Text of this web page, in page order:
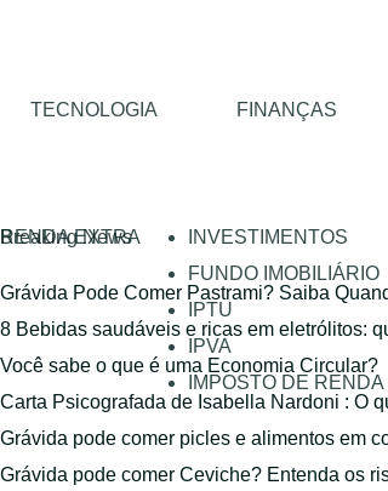
TECNOLOGIA
RENDA EXTRA
FINANÇAS
INVESTIMENTOS
FUNDO IMOBILIÁRIO
IPTU
IPVA
IMPOSTO DE RENDA
Breaking News
Grávida Pode Comer Pastrami? Saiba
8 Bebidas saudáveis e ricas em eletrólitos:
Você sabe o que é uma Economia Circular?
Carta Psicografada de Isabella Nardoni : O
Grávida pode comer picles e alimentos em
Grávida pode comer Ceviche? Entenda os